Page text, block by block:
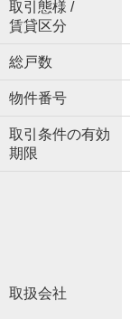
取引態様 /
賃貸区分
総戸数
物件番号
取引条件の有効
期限
取扱会社